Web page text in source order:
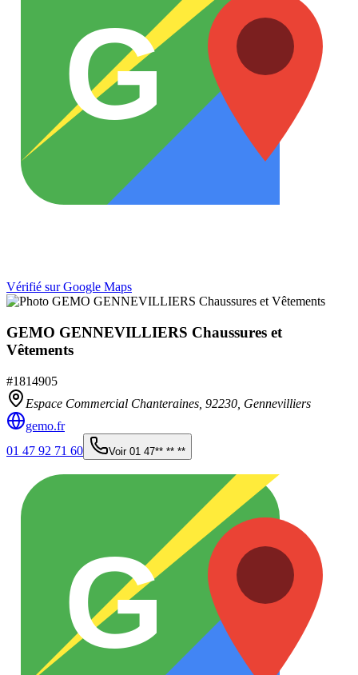
G
Vérifié sur Google Maps
GEMO GENNEVILLIERS Chaussures et
Vêtements
#1814905
Espace Commercial Chanteraines, 92230 Gennevilliers
gemo.fr
01 47 92 71 60
Voir 01 47** ** **
G